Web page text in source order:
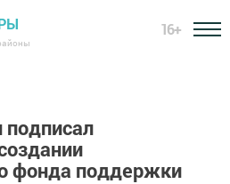
16+
фонда поддержки